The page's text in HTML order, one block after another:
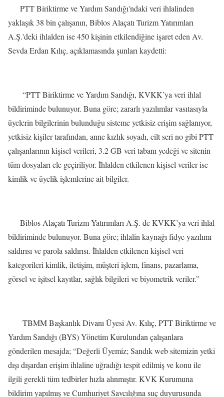
PTT Biriktirme ve Yardım Sandığı'ndaki veri ihlalinden
yaklaşık 38 bin çalışanın, Biblos Alaçatı Turizm Yatırımları
A.Ş.'deki ihlalden ise 450 kişinin etkilendiğine işaret eden Av.
Sevda Erdan Kılıç, açıklamasında şunları kaydetti:
“PTT Biriktirme ve Yardım Sandığı, KVKK’ya veri ihlal
bildiriminde bulunuyor. Buna göre; zararlı yazılımlar vasıtasıyla
üyelerin bilgilerinin bulunduğu sisteme yetkisiz erişim sağlanıyor,
yetkisiz kişiler tarafından, anne kızlık soyadı, cilt seri no gibi PTT
çalışanlarının kişisel verileri, 3.2 GB veri tabanı yedeği ve sitenin
tüm dosyaları ele geçiriliyor. İhlalden etkilenen kişisel veriler ise
kimlik ve üyelik işlemlerine ait bilgiler.
Biblos Alaçatı Turizm Yatırımları A.Ş. de KVKK’ya veri ihlal
bildiriminde bulunuyor. Buna göre; ihlalin kaynağı fidye yazılımı
saldırısı ve parola saldırısı. İhlalden etkilenen kişisel veri
kategorileri kimlik, iletişim, müşteri işlem, finans, pazarlama,
görsel ve işitsel kayıtlar, sağlık bilgileri ve biyometrik veriler.”
TBMM Başkanlık Divanı Üyesi Av. Kılıç, PTT Biriktirme ve
Yardım Sandığı (BYS) Yönetim Kurulundan çalışanlara
gönderilen mesajda; “Değerli Üyemiz; Sandık web sitemizin yetki
dışı dışardan erişim ihlaline uğradığı tespit edilmiş ve konu ile
ilgili gerekli tüm tedbirler hızla alınmıştır. KVK Kurumuna
bildirim yapılmış ve Cumhuriyet Savcılığına suç duyurusunda